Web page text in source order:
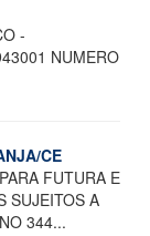
-
NUMERO
CE
FUTURA E
SUJEITOS A
344...